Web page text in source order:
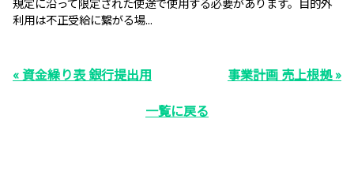
利用は不正受給に繋がる場...
« 資金繰り表 銀行提出用
事業計画 売上根拠 »
一覧に戻る